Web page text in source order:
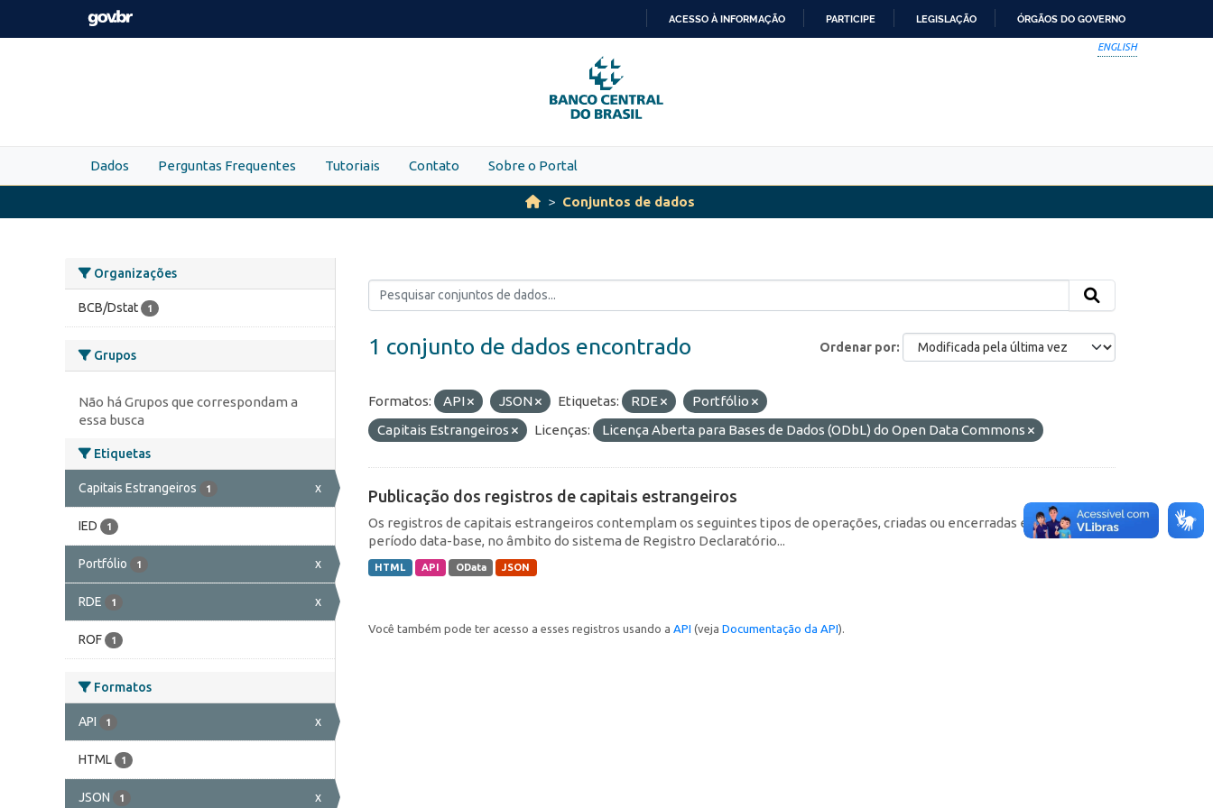
Skip to main content
PARA
O
CONTEÚDO
ACESSO À INFORMAÇÃO PARTICIPE LEGISLAÇÃO ÓRGÃOS DO GOVERNO
ENGLISH
Dados Perguntas Frequentes Tutoriais Contato Sobre o Portal
Conjuntos de dados
Organizações
BCB/Dstat 1
Grupos
Não há Grupos que correspondam a
essa busca
Etiquetas
Capitais Estrangeiros 1 x
IED 1
Portfólio 1 x
RDE 1 x
ROF 1
Formatos
API 1 x
HTML 1
JSON 1 x
Ordenar por
1 conjunto de dados encontrado
Formatos: API JSON Etiquetas: RDE
Portfólio
Capitais Estrangeiros
Licenças: Licença Aberta para Bases de Dados (ODbL) do Open Data Commons
Publicação dos registros de capitais estrangeiros
Os registros de capitais estrangeiros contemplam os seguintes tipos de operações, criadas ou encerradas em cada
período data-base, no âmbito do sistema de Registro Declaratório...
HTML API OData JSON
Você também pode ter acesso a esses registros usando a API (veja Documentação da API).